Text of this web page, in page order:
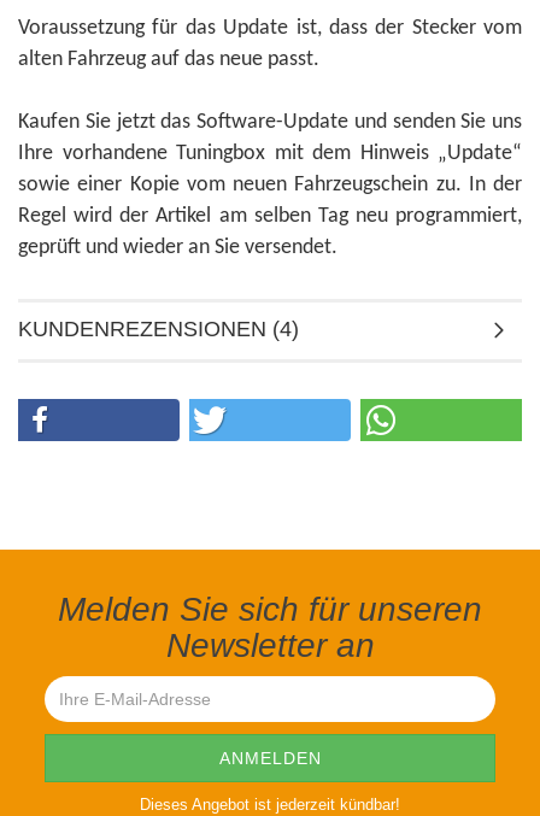
Voraussetzung für das Update ist, dass der Stecker vom
alten Fahrzeug auf das neue passt.
Kaufen Sie jetzt das Software-Update und senden Sie uns
Ihre vorhandene Tuningbox mit dem Hinweis „Update“
sowie einer Kopie vom neuen Fahrzeugschein zu. In der
Regel wird der Artikel am selben Tag neu programmiert,
geprüft und wieder an Sie versendet.
KUNDENREZENSIONEN (4)
Melden Sie sich für unseren
Newsletter an
Dieses Angebot ist jederzeit kündbar!